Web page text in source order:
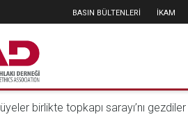
BASIN BÜLTENLERİ İKAM
üyeler birlikte topkapı sarayı’nı gezdiler